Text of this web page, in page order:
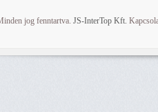
jog fenntartva. JS-InterTop Kft.